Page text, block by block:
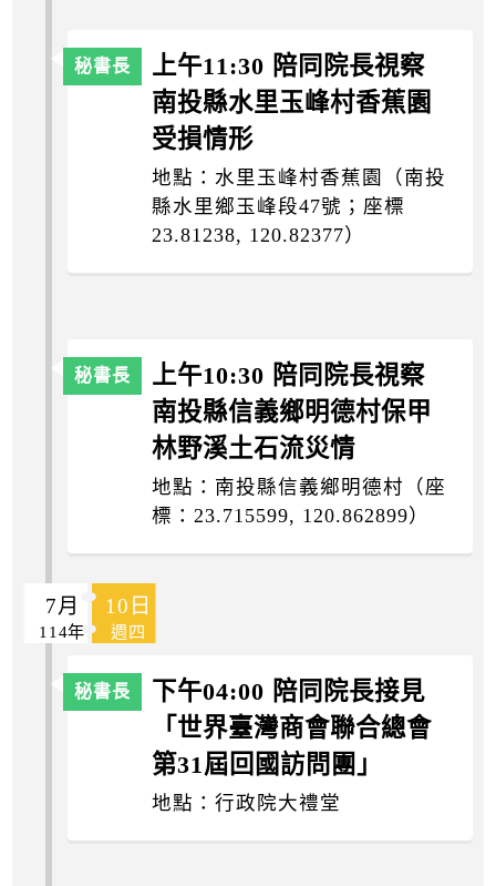
上午11:30 陪同院長視察
南投縣水里玉峰村香蕉園
受損情形
地點：水里玉峰村香蕉園（南投
縣水里鄉玉峰段47號；座標
23.81238, 120.82377）
上午10:30 陪同院長視察
南投縣信義鄉明德村保甲
林野溪土石流災情
地點：南投縣信義鄉明德村（座
標：23.715599, 120.862899）
7月 10日
114年 週四
下午04:00 陪同院長接見
「世界臺灣商會聯合總會
第31屆回國訪問團」
地點：行政院大禮堂